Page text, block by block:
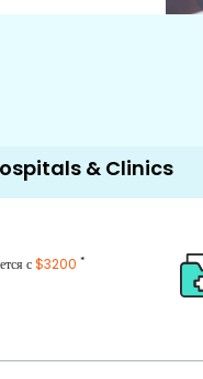
Clinics 500+
с$3200 *